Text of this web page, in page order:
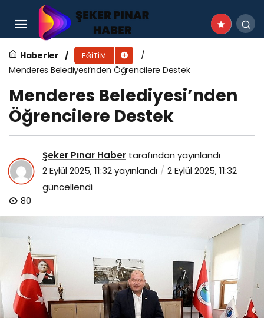
Haberler EĞITIM
Menderes Belediyesi’nden Öğrencilere Destek
Menderes Belediyesi’nden
Öğrencilere Destek
Şeker Pınar Haber tarafından yayınlandı
2 Eylül 2025, 11:32yayınlandı
2 Eylül 2025, 11:32
güncellendi
80
ÇİBEM’de yeni dönem seviye tespit sınavlarıyla
başladı